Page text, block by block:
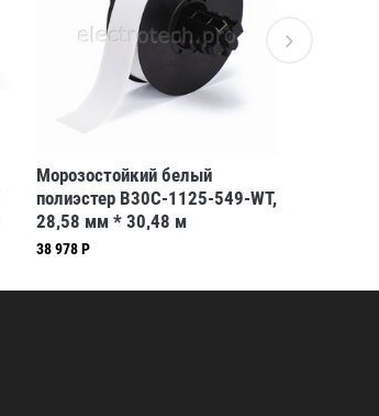
Морозостойкий белый
полиэстер B30C-1125-549-WT,
28,58 мм * 30,48 м
(BBP31/33/35/37)
38 978 Р